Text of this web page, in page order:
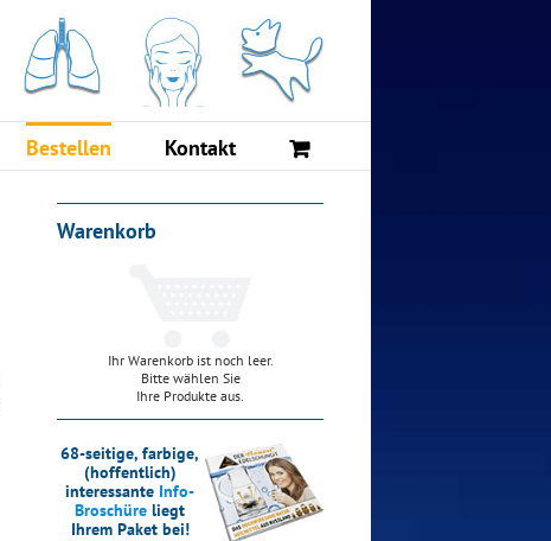
Bestellen Kontakt
Warenkorb
Ihr Warenkorb ist noch leer.
Bitte wählen Sie
Ihre Produkte aus.
68-seitige, farbige,
(hoffentlich)
interessante Info-
Broschüre liegt
Ihrem Paket bei!